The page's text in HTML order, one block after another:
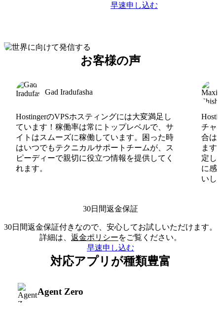
早速申し込む
お客様の声
Gad Iradufasha
HostingerのVPSホスティングには大変満足し
ています！稼働率は常にトップレベルで、サ
イトはスムーズに稼働しています。困った時
はいつでもテクニカルサポートチームが、ス
ピーディーで親切に役立つ情報を提供してく
れます。
チャ
合は
ます
定し
に感
いし
30日間返金保証
30日間返金保証付きなので、安心してお試しいただけます。
詳細は、 返金ポリシーをご覧ください。
早速申し込む
対応アプリが種類豊富
Agent Zero